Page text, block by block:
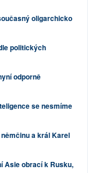
oligarchicko
politických
odporně
se nesmíme
a král Karel
Asie obrací k Rusku,